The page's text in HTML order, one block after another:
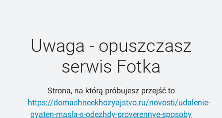
Uwaga - opuszczasz
serwis Fotka
Strona, na którą próbujesz przejść to
https://domashneekhozyajstvo.ru/novosti/udalenie-
pyaten-masla-s-odezhdy-proverennye-sposoby